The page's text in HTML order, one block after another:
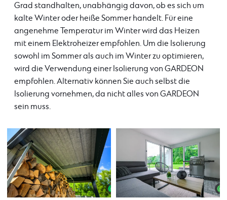
Grad standhalten, unabhängig davon, ob es sich um
kalte Winter oder heiße Sommer handelt. Für eine
angenehme Temperatur im Winter wird das Heizen
mit einem Elektroheizer empfohlen. Um die Isolierung
sowohl im Sommer als auch im Winter zu optimieren,
wird die Verwendung einer Isolierung von GARDEON
empfohlen. Alternativ können Sie auch selbst die
Isolierung vornehmen, da nicht alles von GARDEON
sein muss.